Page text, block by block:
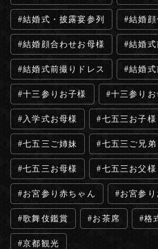
結婚式・披露宴参列 結婚
結婚顔合わせお母様 結婚式
結婚式前撮りドレス 結婚式
十三参りお子様 十三参りお
入学式お母様 七五三お子様
七五三ご姉妹 七五三ご兄弟
七五三お母様 七五三お父様
お宮参り赤ちゃん お宮参
歌舞伎鑑賞 お茶席 格
京都観光